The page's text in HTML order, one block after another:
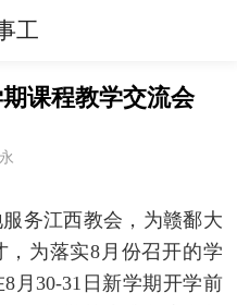
工
课程教学交流会
务江西教会，为赣鄱大
为落实8月份召开的学
月30-31日新学期开学前